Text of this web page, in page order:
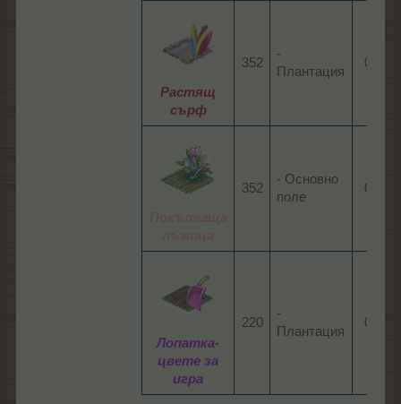
Растящ
сърф
352​
-
Плантация
08:45​
352​
- Основно
поле
08:45​
Лопатка-
цвете за
игра
220​
-
Плантация
05:30​